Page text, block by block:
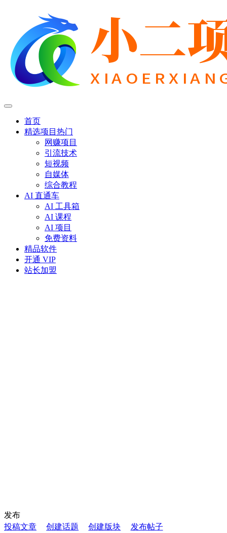
首页
精选项目 热门
网赚项目
引流技术
短视频
自媒体
综合教程
AI 直通车
AI 工具箱
AI 课程
AI 项目
免费资料
精品软件
开通 VIP
站长加盟
发布
投稿文章
创建话题 创建版块 发布帖子